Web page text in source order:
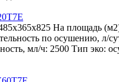
На площадь
по осушению, л/
мл/ч: 2500 Тип эко: